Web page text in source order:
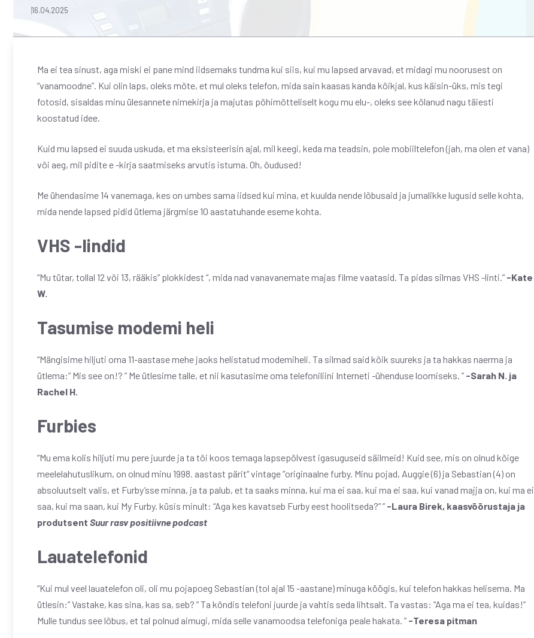
16.04.2025
Ma ei tea sinust, aga miski ei pane mind iidsemaks tundma kui siis, kui mu lapsed arvavad, et midagi mu noorusest on
“vanamoodne”. Kui olin laps, oleks mõte, et mul oleks telefon, mida sain kaasas kanda kõikjal, kus käisin-üks, mis tegi
fotosid, sisaldas minu ülesannete nimekirja ja majutas põhimõtteliselt kogu mu elu-, oleks see kõlanud nagu täiesti
koostatud idee.
Kuid mu lapsed ei suuda uskuda, et ma eksisteerisin ajal, mil keegi, keda ma teadsin, pole mobiiltelefon (jah, ma olen etvana)
või aeg, mil pidite e -kirja saatmiseks arvutis istuma. Oh, õudused!
Me ühendasime 14 vanemaga, kes on umbes sama iidsed kui mina, et kuulda nende lõbusaid ja jumalikke lugusid selle kohta,
mida nende lapsed pidid ütlema järgmise 10 aastatuhande eseme kohta.
VHS -lindid
“Mu tütar, tollal 12 või 13, rääkis” plokkidest “, mida nad vanavanemate majas filme vaatasid. Ta pidas silmas VHS -linti.” -Kate
W.
Tasumise modemi heli
“Mängisime hiljuti oma 11-aastase mehe jaoks helistatud modemiheli. Ta silmad said kõik suureks ja ta hakkas naerma ja
ütlema:” Mis see on!? ” Me ütlesime talle, et nii kasutasime oma telefoniliini Interneti -ühenduse loomiseks. ” -Sarah N. ja
Rachel H.
Furbies
“Mu ema kolis hiljuti mu pere juurde ja ta tõi koos temaga lapsepõlvest igasuguseid säilmeid! Kuid see, mis on olnud kõige
meelelahutuslikum, on olnud minu 1998. aastast pärit“ vintage ”originaalne furby. Minu pojad, Auggie (6) ja Sebastian (4) on
absoluutselt valis, et Furby’sse minna, ja ta palub, et ta saaks minna, kui ma ei saa, kui ma ei saa, kui vanad majja on, kui ma ei
saa, kui ma saan, kui My Furby. küsis minult: “Aga kes kavatseb Furby eest hoolitseda?” ” -Laura Birek, kaasvõõrustaja ja
produtsent Suur rasv positiivne podcast
Lauatelefonid
“Kui mul veel lauatelefon oli, oli mu pojapoeg Sebastian (tol ajal 15 -aastane) minuga köögis, kui telefon hakkas helisema. Ma
ütlesin:” Vastake, kas sina, kas sa, seb? ” Ta kõndis telefoni juurde ja vahtis seda lihtsalt. Ta vastas: “Aga ma ei tea, kuidas!”
Mulle tundus see lõbus, et tal polnud aimugi, mida selle vanamoodsa telefoniga peale hakata. ” -Teresa pitman